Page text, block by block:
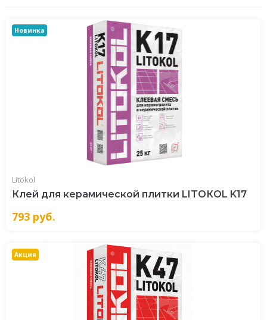
Новинка
Litokol
Клей для керамической плитки LITOКOL K17
793 руб.
Акция